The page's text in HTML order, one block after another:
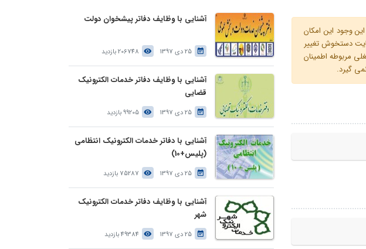
وجود این امکان
دستخوش تغییر
مربوطه اطمینان
گیرد.
آشنایی با وظایف دفاتر پیشخوان دولت
25 دی 1397 206748 بازدید
آشنایی با وظایف دفاتر خدمات الکترونیک
قضایی
25 دی 1397 99205 بازدید
آشنایی با دفاتر خدمات الکترونیک انتظامی
(پلیس+10)
25 دی 1397 75287 بازدید
آشنایی با وظایف دفاتر خدمات الکترونیک
شهر
25 دی 1397 49384 بازدید